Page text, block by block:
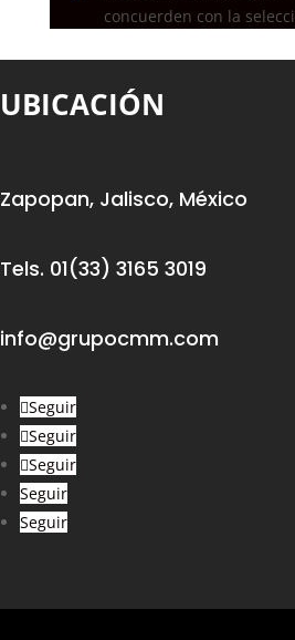
concuerden con la
UBICACIÓN
Zapopan, Jalisco, México
Tels. 01(33) 3165 3019
info@grupocmm.com
Seguir
Seguir
Seguir
Seguir
Seguir